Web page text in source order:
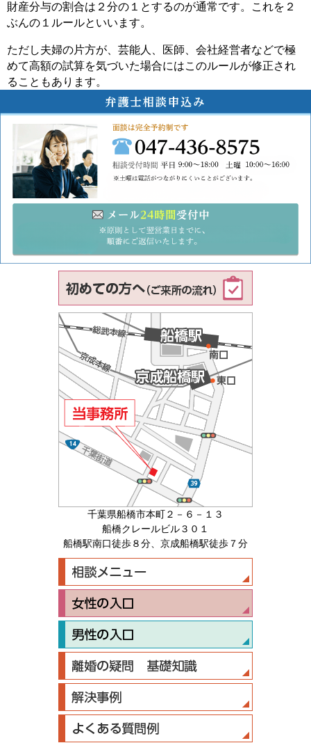
財産分与の割合は２分の１とするのが通常です。これを２
ぶんの１ルールといいます。
ただし夫婦の片方が、芸能人、医師、会社経営者などで極
めて高額の試算を気づいた場合にはこのルールが修正され
ることもあります。
047-
千葉県船橋市本町２－６－１３
船橋クレールビル３０１
船橋駅南口徒歩８分、京成船橋駅徒歩７分